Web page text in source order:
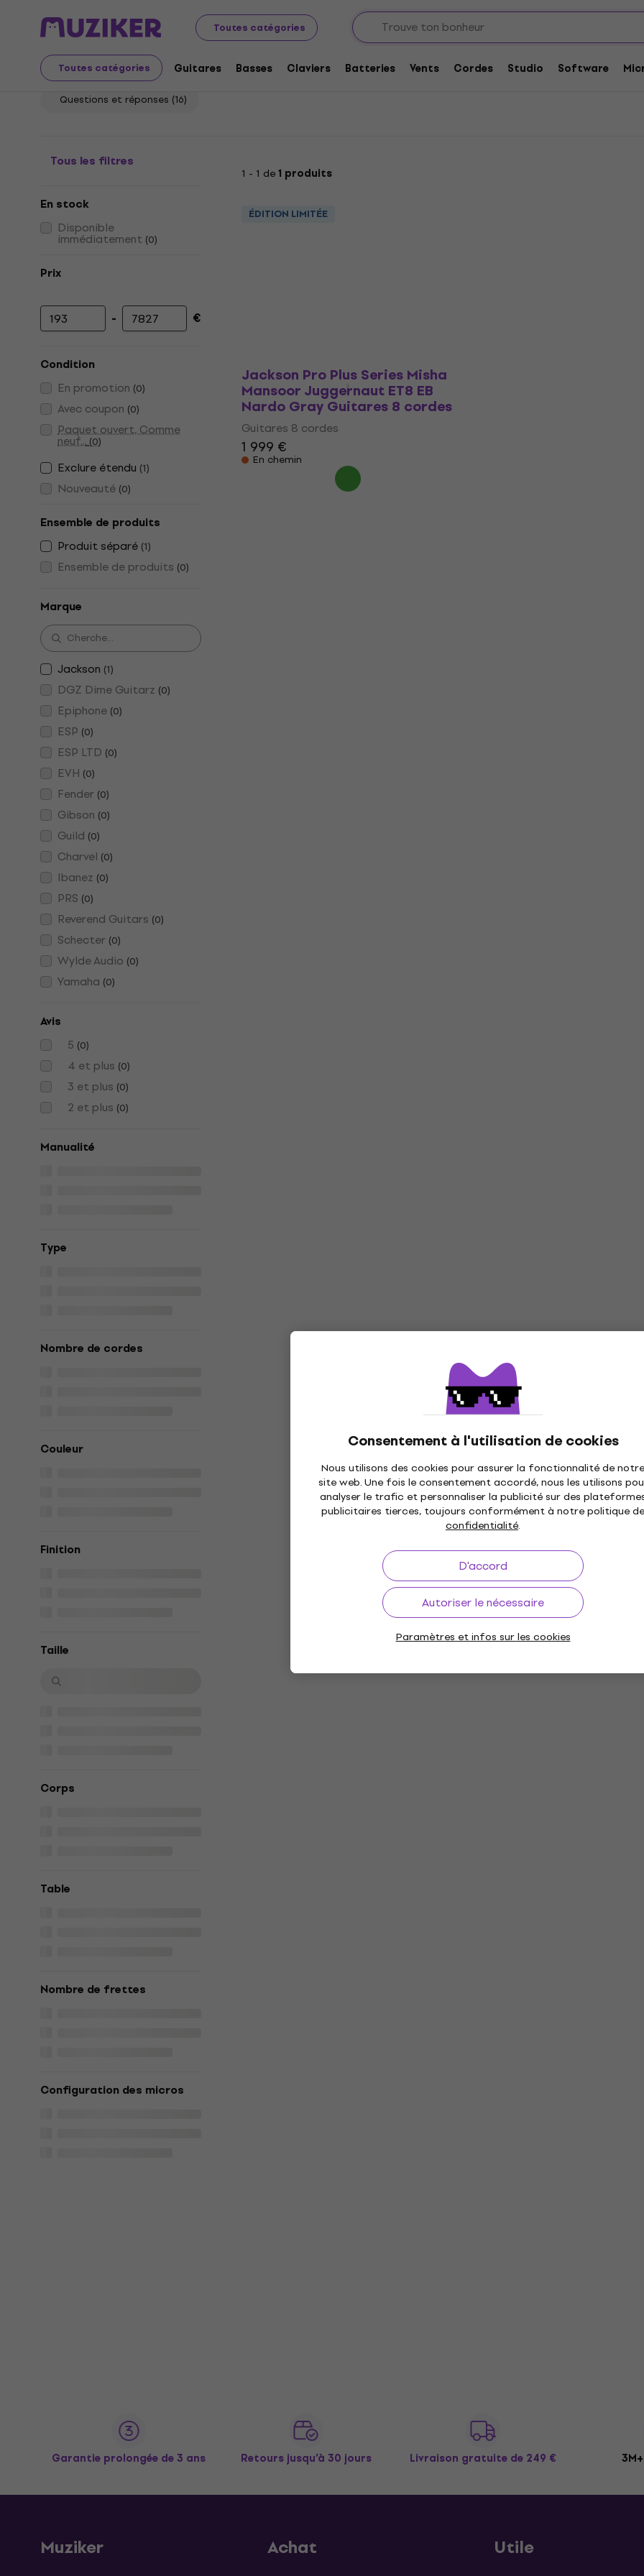
Toutes catégories
Toutes catégories Guitares Basses Claviers Batteries Vents Cordes Studio Software
Consentement à l'utilisation de cookies
Nous utilisons des cookies pour assurer la fonctionnalité de notre
site web. Une fois le consentement accordé, nous les utilisons
analyser le trafic et personnaliser la publicité sur des
publicitaires tierces, toujours conformément à notre politique de
confidentialité.
D'accord
Autoriser le nécessaire
Paramètres et infos sur les cookies
Instruments de musique Signature Series Guitares électriques - Signature Series
Guitares électriques - Signature Series
Questions et réponses (16)
Tous les filtres
En stock
Disponible
immédiatement (0)
Prix
Prix minimum
- Prix maximum
€
Condition
En promotion (0)
Avec coupon (0)
Paquet ouvert, Comme
neuf...(0)
Exclure étendu (1)
Nouveauté (0)
Ensemble de produits
Produit séparé (1)
Ensemble de produits (0)
Marque
DGZ Dime Guitarz (0)
Epiphone (0)
ESP (0)
ESP LTD (0)
EVH (0)
Fender (0)
Gibson (0)
Guild (0)
Charvel (0)
Ibanez (0)
Jackson (1)
PRS (0)
Reverend Guitars (0)
Schecter (0)
Wylde Audio (0)
Yamaha (0)
Avis
5 (0)
4 et plus (0)
3 et plus (0)
2 et plus (0)
Manualité
Type
Nombre de cordes
Couleur
Finition
Taille
Corps
Table
Nombre de frettes
Configuration des micros
1 - 1 de1 produits
ÉDITION LIMITÉE
Jackson Pro Plus Series Misha
Mansoor Juggernaut ET8 EB
Nardo Gray Guitares 8 cordes
Guitares 8 cordes
1 999 €
En chemin
Garantie prolongée de 3 ans Retours jusqu’à 30 jours Livraison gratuite de 249 €
Muziker Achat Utile